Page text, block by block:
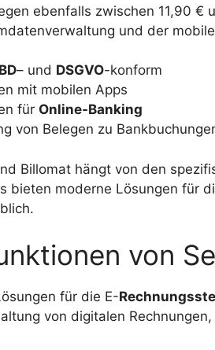
ebenfalls zwischen 11,90 €
und der
– und DSGVO-konform
mit mobilen Apps
für Online-Banking
von Belegen zu
Billomat hängt von den
bieten moderne Lösungen für
von
für die E-
von digitalen